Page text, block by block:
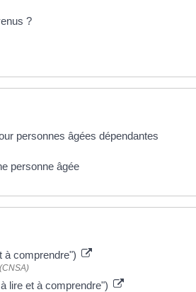
?
personnes âgées dépendantes
personne âgée
à comprendre")
lire et à comprendre")